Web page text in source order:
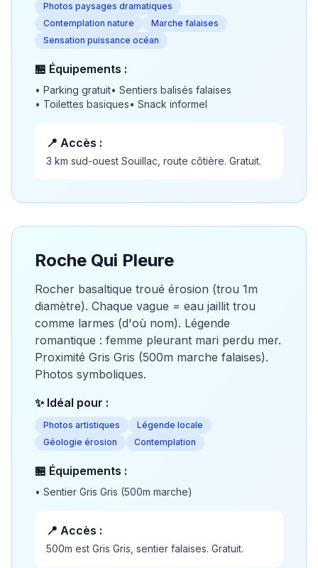
Photos paysages dramatiques
Contemplation nature
Marche falaises
Sensation puissance océan
🏪 Équipements :
• Parking gratuit• Sentiers balisés falaises
• Toilettes basiques• Snack informel
📍 Accès :
3 km sud-ouest Souillac, route côtière. Gratuit.
Roche Qui Pleure
Rocher basaltique troué érosion (trou 1m
diamètre). Chaque vague = eau jaillit trou
comme larmes (d'où nom). Légende
romantique : femme pleurant mari perdu mer.
Proximité Gris Gris (500m marche falaises).
Photos symboliques.
✨ Idéal pour :
Photos artistiques
Légende locale
Géologie érosion
Contemplation
🏪 Équipements :
• Sentier Gris Gris (500m marche)
📍 Accès :
500m est Gris Gris, sentier falaises. Gratuit.